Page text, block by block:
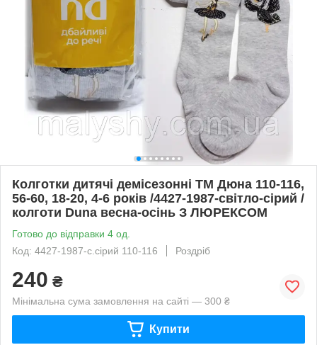
Колготки дитячі демісезонні ТМ Дюна 110-116,
56-60, 18-20, 4-6 років /4427-1987-світло-сірий /
колготи Duna весна-осінь З ЛЮРЕКСОМ
Готово до відправки 4 од.
Код: 4427-1987-с.сірий 110-116
Роздріб
240 ₴
Мінімальна сума замовлення на сайті — 300 ₴
Купити